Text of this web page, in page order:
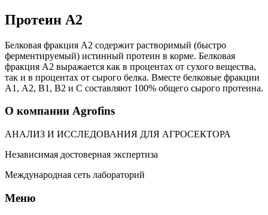
Протеин А2
Белковая фракция А2 содержит растворимый (быстро
ферментируемый) истинный протеин в корме. Белковая
фракция А2 выражается как в процентах от сухого вещества,
так и в процентах от сырого белка. Вместе белковые фракции
А1, А2, В1, В2 и C составляют 100% общего сырого протеина.
О компании Agrofins
АНАЛИЗ И ИССЛЕДОВАНИЯ ДЛЯ АГРОСЕКТОРА
Независимая достоверная экспертиза
Международная сеть лабораторий
Меню